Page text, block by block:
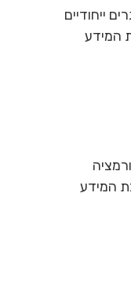
ייחודיים
המידע
המידע